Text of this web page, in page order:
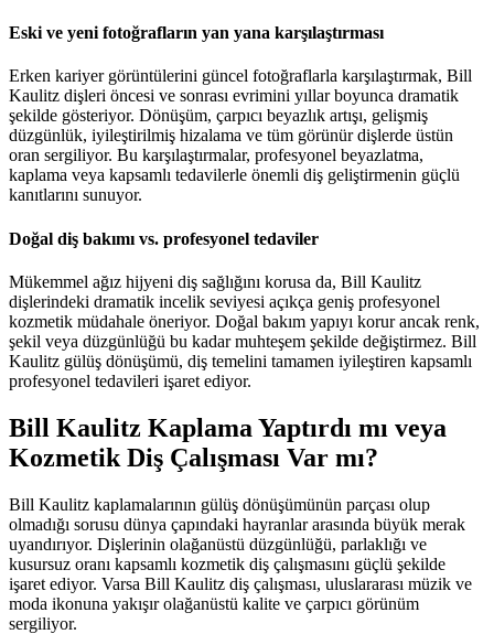
Eski ve yeni fotoğrafların yan yana karşılaştırması
Erken kariyer görüntülerini güncel fotoğraflarla karşılaştırmak, Bill
Kaulitz dişleri öncesi ve sonrası evrimini yıllar boyunca dramatik
şekilde gösteriyor. Dönüşüm, çarpıcı beyazlık artışı, gelişmiş
düzgünlük, iyileştirilmiş hizalama ve tüm görünür dişlerde üstün
oran sergiliyor. Bu karşılaştırmalar, profesyonel beyazlatma,
kaplama veya kapsamlı tedavilerle önemli diş geliştirmenin güçlü
kanıtlarını sunuyor.
Doğal diş bakımı vs. profesyonel tedaviler
Mükemmel ağız hijyeni diş sağlığını korusa da, Bill Kaulitz
dişlerindeki dramatik incelik seviyesi açıkça geniş profesyonel
kozmetik müdahale öneriyor. Doğal bakım yapıyı korur ancak renk,
şekil veya düzgünlüğü bu kadar muhteşem şekilde değiştirmez. Bill
Kaulitz gülüş dönüşümü, diş temelini tamamen iyileştiren kapsamlı
profesyonel tedavileri işaret ediyor.
Bill Kaulitz Kaplama Yaptırdı mı veya
Kozmetik Diş Çalışması Var mı?
Bill Kaulitz kaplamalarının gülüş dönüşümünün parçası olup
olmadığı sorusu dünya çapındaki hayranlar arasında büyük merak
uyandırıyor. Dişlerinin olağanüstü düzgünlüğü, parlaklığı ve
kusursuz oranı kapsamlı kozmetik diş çalışmasını güçlü şekilde
işaret ediyor. Varsa Bill Kaulitz diş çalışması, uluslararası müzik ve
moda ikonuna yakışır olağanüstü kalite ve çarpıcı görünüm
sergiliyor.